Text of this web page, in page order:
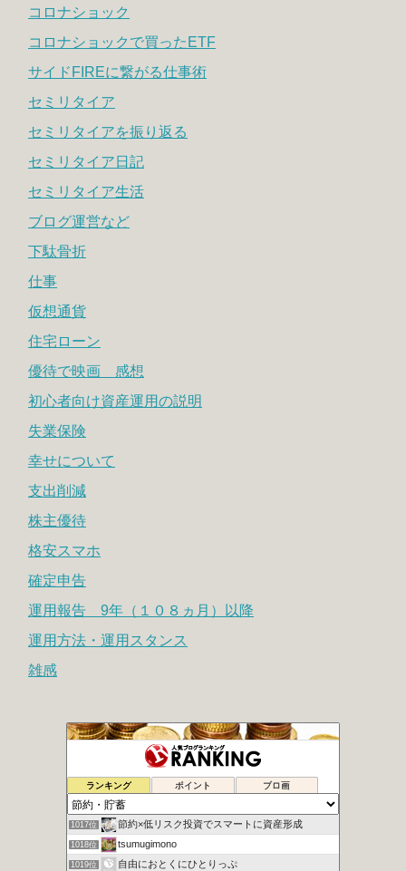
コロナショック
コロナショックで買ったETF
サイドFIREに繋がる仕事術
セミリタイア
セミリタイアを振り返る
セミリタイア日記
セミリタイア生活
ブログ運営など
下駄骨折
仕事
仮想通貨
住宅ローン
優待で映画 感想
初心者向け資産運用の説明
失業保険
幸せについて
支出削減
株主優待
格安スマホ
確定申告
運用報告 9年（１０８ヵ月）以降
運用方法・運用スタンス
雑感
ランキング ポイント ブロ画
1015位 時よ戻れ〜の日記
1016位 腐女子による女の底辺這い上がり計画
1017位 節約×低リスク投資でスマートに資産形成
1018位 tsumugimono
1019位 自由におとくにひとりっぷ